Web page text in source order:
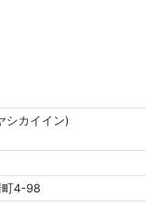
シカイイン)
町4-98